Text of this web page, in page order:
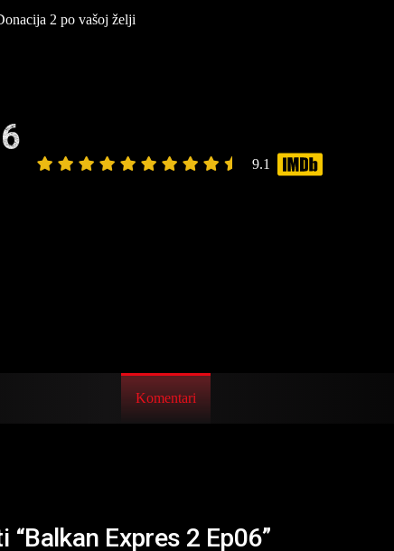
2 po vašoj želji
9.1
Komentari
Expres 2 Ep06”